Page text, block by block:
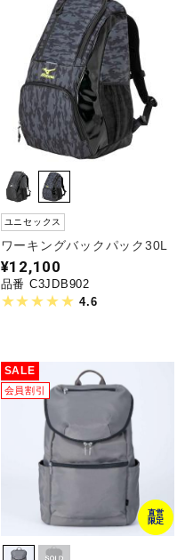
ユニセックス
ワーキングバックパック30L
¥12,100
品番 C3JDB902
4.6
SALE
会員割引
直営
限定